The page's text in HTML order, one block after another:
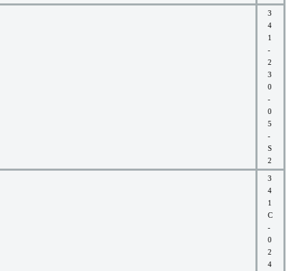
3
4
1
-
2
3
0
-
0
5
-
S
2
3
4
1
C
-
0
2
4